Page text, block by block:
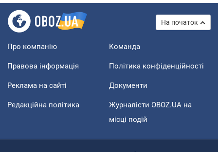
На початок
Про компанію Команда
Правова інформація Політика конфіденційності
Реклама на сайті Документи
Редакційна політика
Журналісти OBOZ.UA на
місці подій